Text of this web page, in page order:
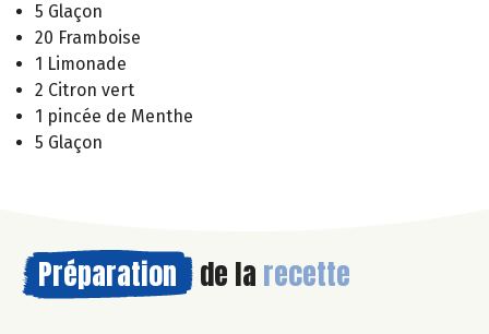
5 Glaçon
20 Framboise
1 Limonade
2 Citron vert
1 pincée de Menthe
5 Glaçon
Préparation de la recette